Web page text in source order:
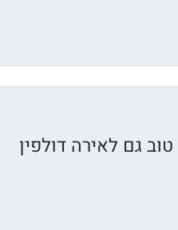
גם לאירה דולפין